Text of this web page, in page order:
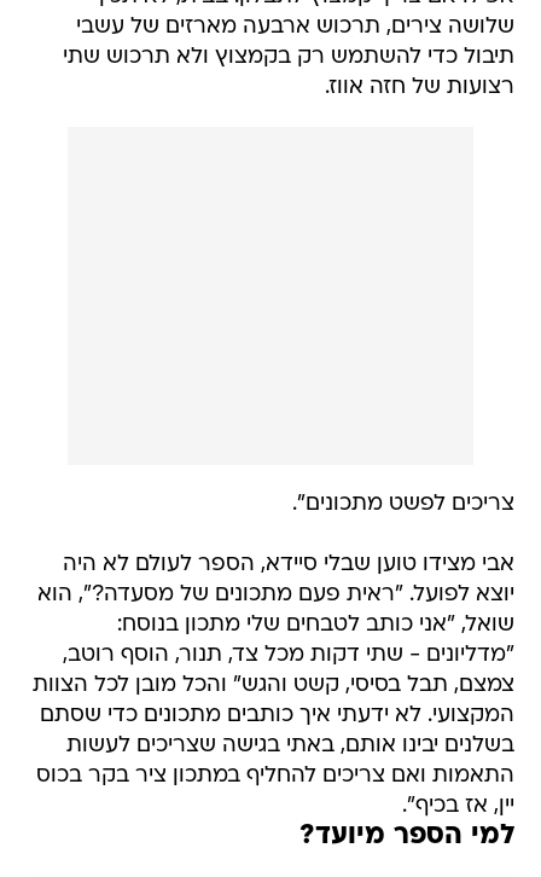
שלושה צירים, תרכוש ארבעה מארזים של עשבי
תיבול כדי להשתמש רק בקמצוץ ולא תרכוש שתי
רצועות של חזה אווז.
צריכים לפשט מתכונים".
אבי מצידו טוען שבלי סיידא, הספר לעולם לא היה
יוצא לפועל. "ראית פעם מתכונים של מסעדה?", הוא
שואל, "אני כותב לטבחים שלי מתכון בנוסח:
"מדליונים - שתי דקות מכל צד, תנור, הוסף רוטב,
צמצם, תבל בסיסי, קשט והגש" והכל מובן לכל הצוות
המקצועי. לא ידעתי איך כותבים מתכונים כדי שסתם
בשלנים יבינו אותם, באתי בגישה שצריכים לעשות
התאמות ואם צריכים להחליף במתכון ציר בקר בכוס
יין, אז בכיף".
למי הספר מיועד?